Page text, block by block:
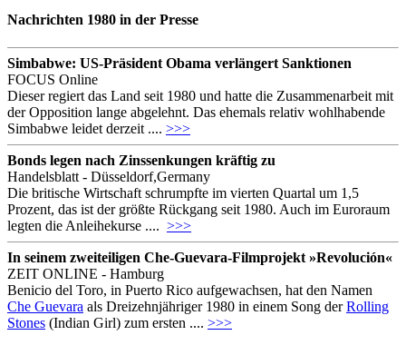
Nachrichten 1980 in der Presse
Simbabwe: US-Präsident Obama verlängert Sanktionen
FOCUS Online
Dieser regiert das Land seit 1980 und hatte die Zusammenarbeit mit
der Opposition lange abgelehnt. Das ehemals relativ wohlhabende
Simbabwe leidet derzeit .... >>>
Bonds legen nach Zinssenkungen kräftig zu
Handelsblatt - Düsseldorf,Germany
Die britische Wirtschaft schrumpfte im vierten Quartal um 1,5
Prozent, das ist der größte Rückgang seit 1980. Auch im Euroraum
legten die Anleihekurse .... >>>
In seinem zweiteiligen Che-Guevara-Filmprojekt »Revolución«
ZEIT ONLINE - Hamburg
Benicio del Toro, in Puerto Rico aufgewachsen, hat den Namen
Che Guevara als Dreizehnjähriger 1980 in einem Song derRolling
Stones (Indian Girl) zum ersten .... >>>